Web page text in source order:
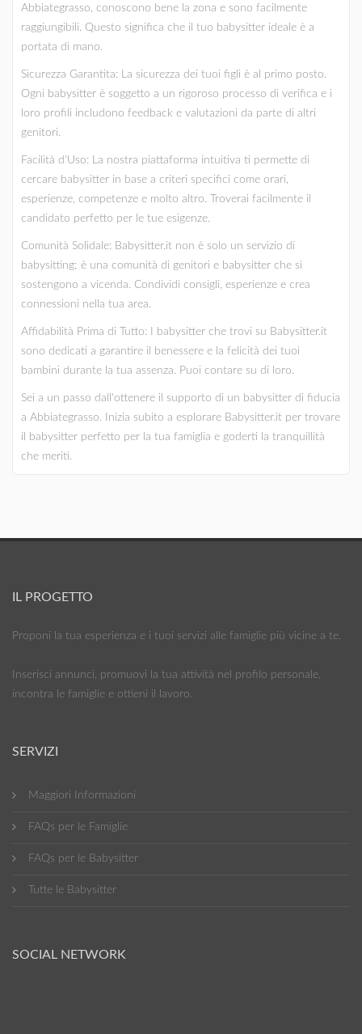
Abbiategrasso, conoscono bene la zona e sono facilmente
raggiungibili. Questo significa che il tuo babysitter ideale è a
portata di mano.
Sicurezza Garantita: La sicurezza dei tuoi figli è al primo posto.
Ogni babysitter è soggetto a un rigoroso processo di verifica e i
loro profili includono feedback e valutazioni da parte di altri
genitori.
Facilità d'Uso: La nostra piattaforma intuitiva ti permette di
cercare babysitter in base a criteri specifici come orari,
esperienze, competenze e molto altro. Troverai facilmente il
candidato perfetto per le tue esigenze.
Comunità Solidale: Babysitter.it non è solo un servizio di
babysitting; è una comunità di genitori e babysitter che si
sostengono a vicenda. Condividi consigli, esperienze e crea
connessioni nella tua area.
Affidabilità Prima di Tutto: I babysitter che trovi su Babysitter.it
sono dedicati a garantire il benessere e la felicità dei tuoi
bambini durante la tua assenza. Puoi contare su di loro.
Sei a un passo dall'ottenere il supporto di un babysitter di fiducia
a Abbiategrasso. Inizia subito a esplorare Babysitter.it per trovare
il babysitter perfetto per la tua famiglia e goderti la tranquillità
che meriti.
IL PROGETTO
Proponi la tua esperienza e i tuoi servizi alle famiglie più vicine a te.
Inserisci annunci, promuovi la tua attività nel profilo personale,
incontra le famiglie e ottieni il lavoro.
SERVIZI
Maggiori Informazioni
FAQs per le Famiglie
FAQs per le Babysitter
Tutte le Babysitter
SOCIAL NETWORK